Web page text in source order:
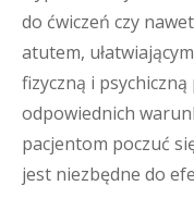
do ćwiczeń czy
atutem,
fizyczną i
odpowiednich
pacjentom poczuć
jest niezbędne do